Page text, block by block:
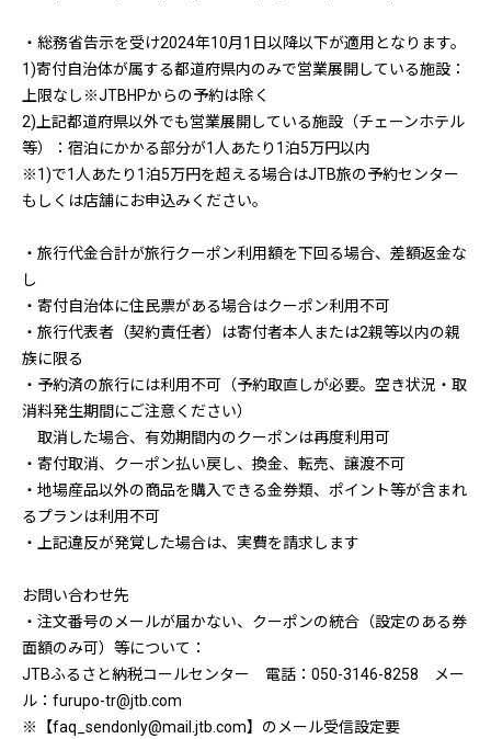
・総務省告示を受け2024年10月1日以降以下が適用となります。
1)寄付自治体が属する都道府県内のみで営業展開している施設：
上限なし※JTBHPからの予約は除く
2)上記都道府県以外でも営業展開している施設（チェーンホテル
等）：宿泊にかかる部分が1人あたり1泊5万円以内
※1)で1人あたり1泊5万円を超える場合はJTB旅の予約センター
もしくは店舗にお申込みください。
・旅行代金合計が旅行クーポン利用額を下回る場合、差額返金な
し
・寄付自治体に住民票がある場合はクーポン利用不可
・旅行代表者（契約責任者）は寄付者本人または2親等以内の親
族に限る
・予約済の旅行には利用不可（予約取直しが必要。空き状況・取
消料発生期間にご注意ください）
取消した場合、有効期間内のクーポンは再度利用可
・寄付取消、クーポン払い戻し、換金、転売、譲渡不可
・地場産品以外の商品を購入できる金券類、ポイント等が含まれ
るプランは利用不可
・上記違反が発覚した場合は、実費を請求します
お問い合わせ先
・注文番号のメールが届かない、クーポンの統合（設定のある券
面額のみ可）等について：
JTBふるさと納税コールセンター 電話：050-3146-8258 メー
ル：furupo-tr@jtb.com
※【faq_sendonly@mail.jtb.com】のメール受信設定要